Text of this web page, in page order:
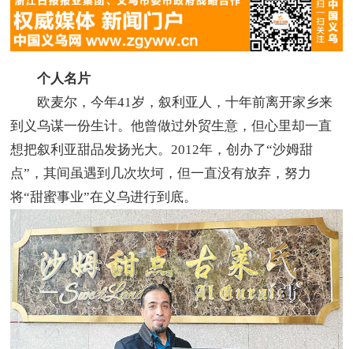
个人名片
欧麦尔，今年41岁，叙利亚人，十年前离开家乡来
到义乌谋一份生计。他曾做过外贸生意，但心里却一直
想把叙利亚甜品发扬光大。2012年，创办了“沙姆甜
点”，其间虽遇到几次坎坷，但一直没有放弃，努力
将“甜蜜事业”在义乌进行到底。